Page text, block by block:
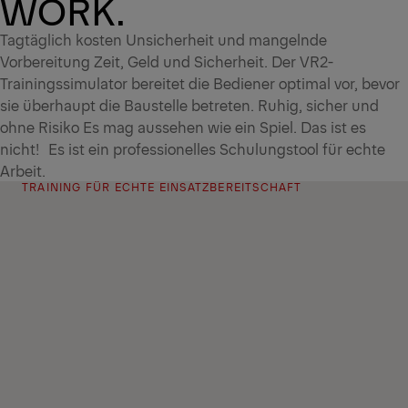
Tagtäglich kosten Unsicherheit und mangelnde
Vorbereitung Zeit, Geld und Sicherheit. Der VR2-
Trainingssimulator bereitet die Bediener optimal vor, bevor
sie überhaupt die Baustelle betreten. Ruhig, sicher und
ohne Risiko Es mag aussehen wie ein Spiel. Das ist es
nicht! Es ist ein professionelles Schulungstool für echte
Arbeit.
TRAINING FÜR ECHTE EINSATZBEREITSCHAFT